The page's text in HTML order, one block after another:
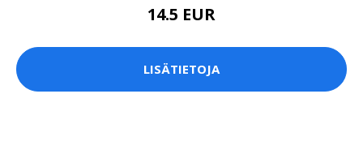
14.5 EUR
LISÄTIETOJA